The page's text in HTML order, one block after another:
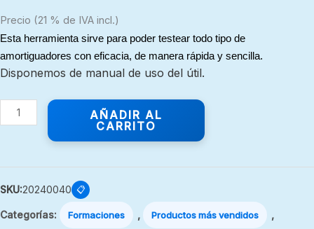
Precio (21 % de IVA incl.)
Esta herramienta sirve para poder testear todo tipo de
amortiguadores con eficacia, de manera rápida y sencilla.
Disponemos de manual de uso del útil.
AÑADIR AL
CARRITO
SKU:20240040 📋
Categorías: Formaciones , Productos más vendidos ,